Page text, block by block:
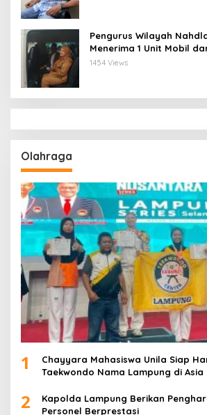
Pengurus Wilayah
Menerima 1 Unit Mobil
Bandar Lampung
1454 Views
Olahraga
1
Chayyara Mahasiswa Unila Siap
Taekwondo Nama Lampung di Asia
2
Kapolda Lampung Berikan
Personel Berprestasi